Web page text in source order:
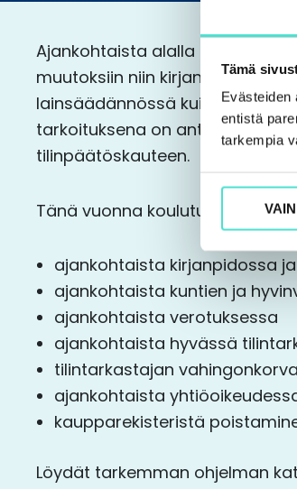
Tämä
Evästeiden
entistä
tarkempia
Ajankohtaista alalla -
muutoksiin niin kirjanpitoa,
lainsäädännössä kuin hyvässä
tarkoituksena on antaa tuoreet
tilinpäätöskauteen.
Tänä vuonna koulutuksessa
ajankohtaista kirjanpidossa
ajankohtaista kuntien ja
ajankohtaista verotuksessa
ajankohtaista hyvässä
tilintarkastajan
ajankohtaista
kaupparekisteristä
Löydät tarkemman ohjelman